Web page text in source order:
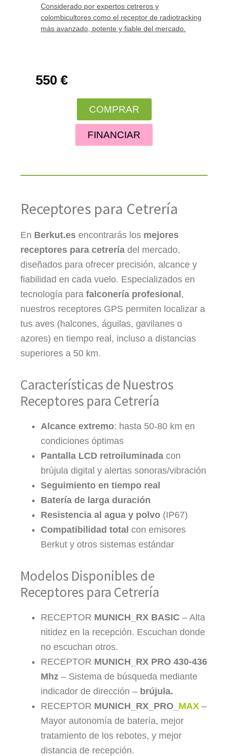
Considerado por expertos cetreros y
colombicultores como el receptor de radiotracking
más avanzado, potente y fiable del mercado.
550 €
COMPRAR
FINANCIAR
Receptores para Cetrería
En Berkut.es encontrarás los mejores
receptores para cetrería del mercado,
diseñados para ofrecer precisión, alcance y
fiabilidad en cada vuelo. Especializados en
tecnología para falconería profesional ,
nuestros receptores GPS permiten localizar a
tus aves (halcones, águilas, gavilanes o
azores) en tiempo real, incluso a distancias
superiores a 50 km.
Características de Nuestros
Receptores para Cetrería
Alcance extremo: hasta 50-80 km en
condiciones óptimas
Pantalla LCD retroiluminada con
brújula digital y alertas sonoras/vibración
Seguimiento en tiempo real
Batería de larga duración
Resistencia al agua y polvo (IP67)
Compatibilidad total con emisores
Berkut y otros sistemas estándar
Modelos Disponibles de
Receptores para Cetrería
RECEPTOR MUNICH_RX BASIC – Alta
nitidez en la recepción. Escuchan donde
no escuchan otros.
RECEPTOR MUNICH_RX PRO 430-436
Mhz – Sistema de búsqueda mediante
indicador de dirección – brújula.
RECEPTOR MUNICH_RX_PRO_ MAX –
Mayor autonomía de batería, mejor
tratamiento de los rebotes, y mejor
distancia de recepción.